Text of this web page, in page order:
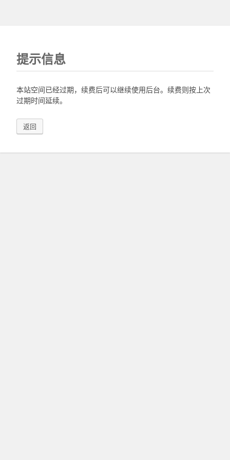
提示信息
本站空间已经过期，续费后可以继续使用后台。续费则按上次
过期时间延续。
返回